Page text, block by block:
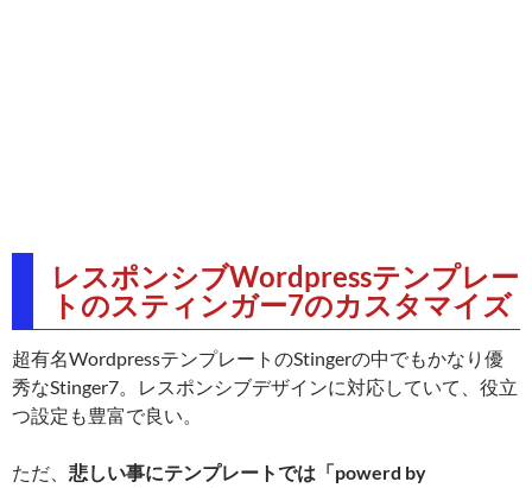
レスポンシブWordpressテンプレー
トのスティンガー7のカスタマイズ
超有名WordpressテンプレートのStingerの中でもかなり優
秀なStinger7。レスポンシブデザインに対応していて、役立
つ設定も豊富で良い。
ただ、 悲しい事にテンプレートでは「powerd by